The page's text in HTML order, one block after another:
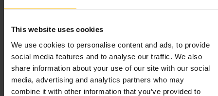
This website uses cookies
We use cookies to personalise content and ads, to provide
social media features and to analyse our traffic. We also
share information about your use of our site with our social
media, advertising and analytics partners who may
combine it with other information that you’ve provided to
# Restaurante #AltaCocina #Londres #ParaParejas #ParaFamilias
#ComidaSocial
Qué esperar